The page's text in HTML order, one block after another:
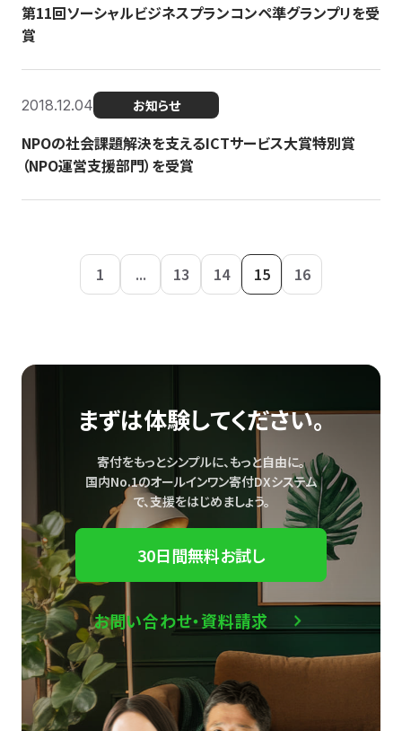
第11回ソーシャルビジネスプランコンペ準グランプリを受
賞
2018.12.04 お知らせ
NPOの社会課題解決を支えるICTサービス大賞特別賞
（NPO運営支援部門）を受賞
1 ... 13 14 15 16
まずは体験してください。
寄付をもっとシンプルに、もっと自由に。
国内No.1のオールインワン寄付DXシステム
で、支援をはじめましょう。
30日間無料お試し
お問い合わせ・資料請求